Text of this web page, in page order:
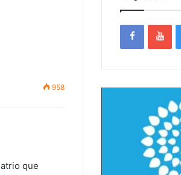
958
que